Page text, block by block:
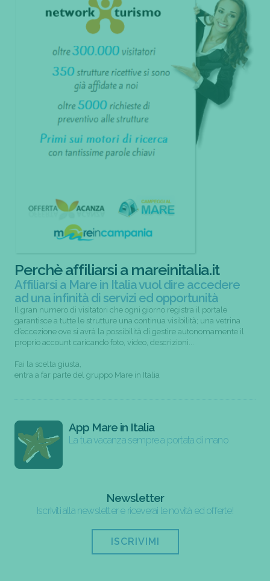
Perchè affiliarsi a mareinitalia.it
Affiliarsi a Mare in Italia vuol dire accedere
ad una infinità di servizi ed opportunità
Il gran numero di visitatori che ogni giorno registra il portale
garantisce a tutte le strutture una continua visibilità; una vetrina
d’eccezione ove si avrà la possibilità di gestire autonomamente il
proprio account caricando foto, video, descrizioni...
Fai la scelta giusta,
entra a far parte del gruppo Mare in Italia
App Mare in Italia
La tua vacanza sempre a portata di mano
Newsletter
Iscriviti alla newsletter e riceverai le novità ed offerte!
ISCRIVIMI